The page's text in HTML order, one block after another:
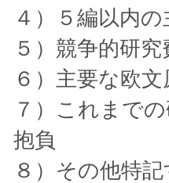
４）５編以内
５）競争的研
６）主要な欧
７）これまで
抱負
８）その他特